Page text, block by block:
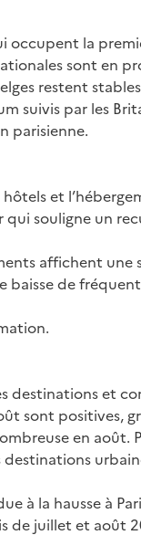
occupent la
sont en
restent
suivis par les
parisienne.
et
souligne un
affichent
baisse de
destinations et
sont positives,
en août.
à la hausse à
de juillet et août